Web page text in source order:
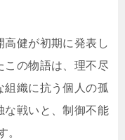
高健が初期に発表し
この物語は、理不尽
組織に抗う個人の孤
な戦いと、制御不能
。